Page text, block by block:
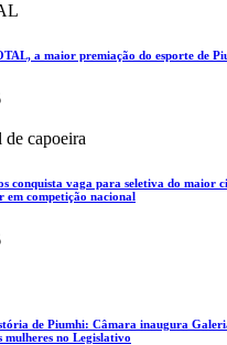
a maior premiação do esporte de
capoeira
conquista vaga para seletiva do maior
em competição nacional
de Piumhi: Câmara inaugura
mulheres no Legislativo